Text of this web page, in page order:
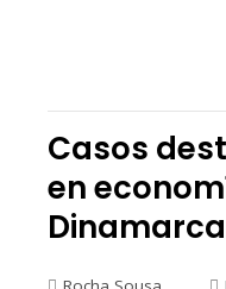
Casos
en
Dinamarca